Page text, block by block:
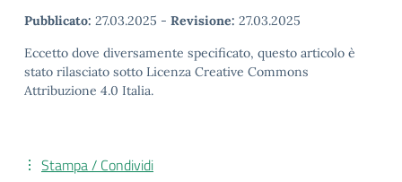
Pubblicato: 27.03.2025 - Revisione: 27.03.2025
Eccetto dove diversamente specificato, questo articolo è
stato rilasciato sotto Licenza Creative Commons
Attribuzione 4.0 Italia.
Stampa / Condividi